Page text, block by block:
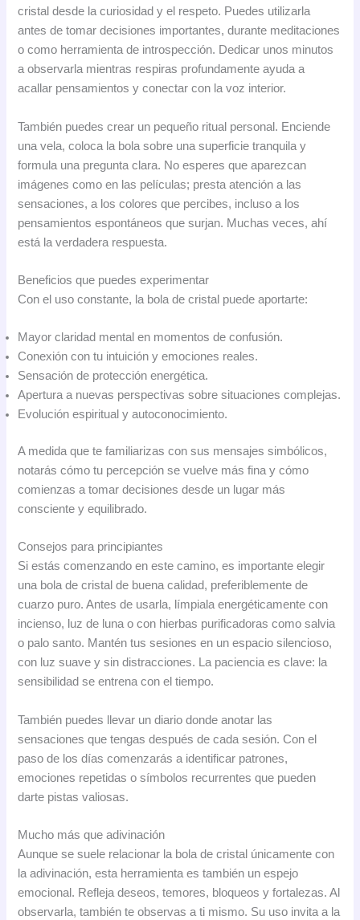
cristal desde la curiosidad y el respeto. Puedes utilizarla
antes de tomar decisiones importantes, durante meditaciones
o como herramienta de introspección. Dedicar unos minutos
a observarla mientras respiras profundamente ayuda a
acallar pensamientos y conectar con la voz interior.
También puedes crear un pequeño ritual personal. Enciende
una vela, coloca la bola sobre una superficie tranquila y
formula una pregunta clara. No esperes que aparezcan
imágenes como en las películas; presta atención a las
sensaciones, a los colores que percibes, incluso a los
pensamientos espontáneos que surjan. Muchas veces, ahí
está la verdadera respuesta.
Beneficios que puedes experimentar
Con el uso constante, la bola de cristal puede aportarte:
Mayor claridad mental en momentos de confusión.
Conexión con tu intuición y emociones reales.
Sensación de protección energética.
Apertura a nuevas perspectivas sobre situaciones complejas.
Evolución espiritual y autoconocimiento.
A medida que te familiarizas con sus mensajes simbólicos,
notarás cómo tu percepción se vuelve más fina y cómo
comienzas a tomar decisiones desde un lugar más
consciente y equilibrado.
Consejos para principiantes
Si estás comenzando en este camino, es importante elegir
una bola de cristal de buena calidad, preferiblemente de
cuarzo puro. Antes de usarla, límpiala energéticamente con
incienso, luz de luna o con hierbas purificadoras como salvia
o palo santo. Mantén tus sesiones en un espacio silencioso,
con luz suave y sin distracciones. La paciencia es clave: la
sensibilidad se entrena con el tiempo.
También puedes llevar un diario donde anotar las
sensaciones que tengas después de cada sesión. Con el
paso de los días comenzarás a identificar patrones,
emociones repetidas o símbolos recurrentes que pueden
darte pistas valiosas.
Mucho más que adivinación
Aunque se suele relacionar la bola de cristal únicamente con
la adivinación, esta herramienta es también un espejo
emocional. Refleja deseos, temores, bloqueos y fortalezas. Al
observarla, también te observas a ti mismo. Su uso invita a la